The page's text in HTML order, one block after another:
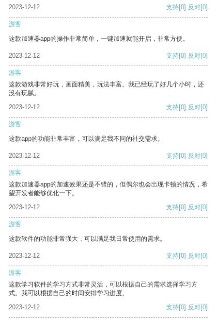
2023-12-12 支持[0] 反对[0]
游客
这款加速器app的操作非常简单，一键加速就能开启，非常方便。
2023-12-12 支持[0] 反对[0]
游客
这款游戏非常好玩，画面精美，玩法丰富。我已经玩了好几个小时，还
没有玩腻。
2023-12-12
支持[0] 反对[0]
游客
这款app的功能非常丰富，可以满足我不同的社交需求。
2023-12-12 支持[0] 反对[0]
游客
这款加速器app的加速效果还是不错的，但偶尔也会出现卡顿的情况，希
望开发者能够优化一下。
2023-12-12
支持[0] 反对[0]
游客
这款软件的功能非常强大，可以满足我日常使用的需求。
2023-12-12 支持[0] 反对[0]
游客
这款学习软件的学习方式非常灵活，可以根据自己的需求选择学习方
式。我可以根据自己的时间安排学习进度。
2023-12-12
支持[0] 反对[0]